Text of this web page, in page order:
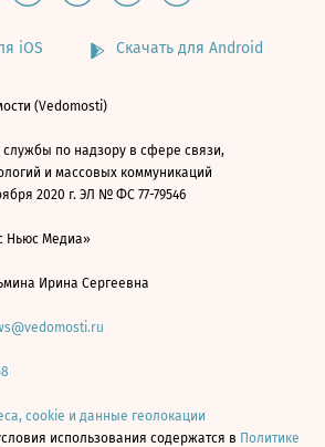
iOS Скачать для Android
(Vedomosti)
по надзору в сфере связи,
и массовых коммуникаций
2020 г. ЭЛ № ФС 77-79546
Ньюс Медиа»
Ирина Сергеевна
cookie и данные геолокации
использования содержатся в Политике